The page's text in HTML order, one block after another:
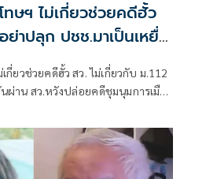
ษฯ ไม่เกี่ยวช่วยคดีฮั้ว
าปลุก ปชช.มาเป็นเหยื่อ
ฮั้ว สว. ไม่เกี่ยวกับ ม.112